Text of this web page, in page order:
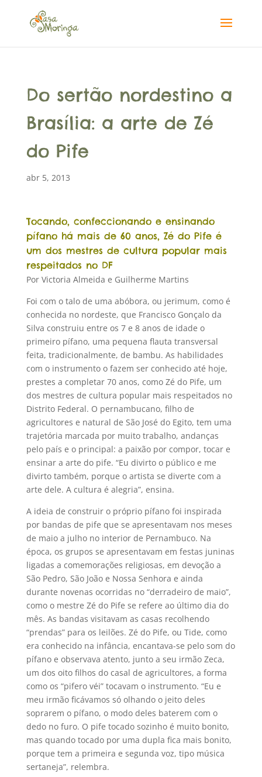
Do sertão nordestino a
Brasília: a arte de Zé
do Pife
abr 5, 2013
Tocando, confeccionando e ensinando
pífano há mais de 60 anos, Zé do Pife é
um dos mestres de cultura popular mais
respeitados no DF
Por Victoria Almeida e Guilherme Martins
Foi com o talo de uma abóbora, ou jerimum, como é
conhecida no nordeste, que Francisco Gonçalo da
Silva construiu entre os 7 e 8 anos de idade o
primeiro pífano, uma pequena flauta transversal
feita, tradicionalmente, de bambu. As habilidades
com o instrumento o fazem ser conhecido até hoje,
prestes a completar 70 anos, como Zé do Pife, um
dos mestres de cultura popular mais respeitados no
Distrito Federal. O pernambucano, filho de
agricultores e natural de São José do Egito, tem uma
trajetória marcada por muito trabalho, andanças
pelo país e o principal: a paixão por compor, tocar e
ensinar a arte do pife. “Eu divirto o público e me
divirto também, porque o artista se diverte com a
arte dele. A cultura é alegria”, ensina.
A ideia de construir o próprio pífano foi inspirada
por bandas de pife que se apresentavam nos meses
de maio a julho no interior de Pernambuco. Na
época, os grupos se apresentavam em festas juninas
ligadas a comemorações religiosas, em devoção a
São Pedro, São João e Nossa Senhora e ainda
durante novenas ocorridas no “derradeiro de maio”,
como o mestre Zé do Pife se refere ao último dia do
mês. As bandas visitavam as casas recolhendo
“prendas” para os leilões. Zé do Pife, ou Tide, como
era conhecido na infância, encantava-se pelo som do
pífano e observava atento, junto a seu irmão Zeca,
um dos oito filhos do casal de agricultores, a forma
como os “pifero véi” tocavam o instrumento. “Eu e
meu irmão ficávamos só olhando o jeito deles
soprarem o pífano, o modo deles baterem com o
dedo no furo. O pife tocado sozinho é muito bonito,
mas quando tocado por uma dupla fica mais bonito,
porque tem a primeira e segunda voz, tipo música
sertaneja”, relembra.